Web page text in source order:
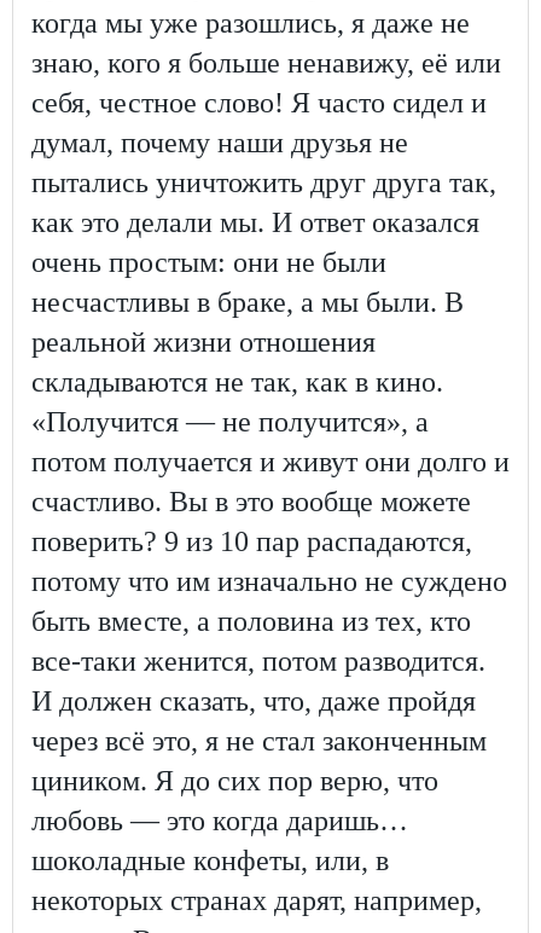
когда мы уже разошлись, я даже не
знаю, кого я больше ненавижу, её или
себя, честное слово! Я часто сидел и
думал, почему наши друзья не
пытались уничтожить друг друга так,
как это делали мы. И ответ оказался
очень простым: они не были
несчастливы в браке, а мы были. В
реальной жизни отношения
складываются не так, как в кино.
«Получится — не получится», а
потом получается и живут они долго и
счастливо. Вы в это вообще можете
поверить? 9 из 10 пар распадаются,
потому что им изначально не суждено
быть вместе, а половина из тех, кто
все-таки женится, потом разводится.
И должен сказать, что, даже пройдя
через всё это, я не стал законченным
циником. Я до сих пор верю, что
любовь — это когда даришь…
шоколадные конфеты, или, в
некоторых странах дарят, например,